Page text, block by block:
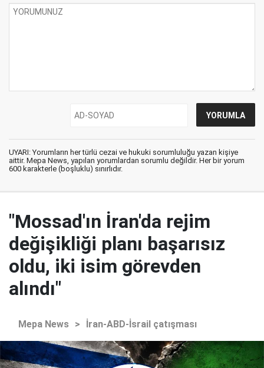
UYARI: Yorumların her türlü cezai ve hukuki sorumluluğu yazan kişiye
aittir. Mepa News, yapılan yorumlardan sorumlu değildir. Her bir yorum
600 karakterle (boşluklu) sınırlıdır.
"Mossad'ın İran'da rejim
değişikliği planı başarısız
oldu, iki isim görevden
alındı"
Mepa News > İran-ABD-İsrail çatışması